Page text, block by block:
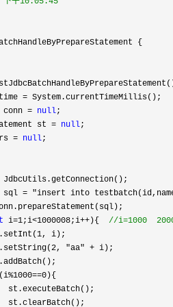
=
conn =
null
st =
null
=
null
= "insert into
i=1;i<1000008;i++){ //i=1000
"aa" +
(i%1000==0